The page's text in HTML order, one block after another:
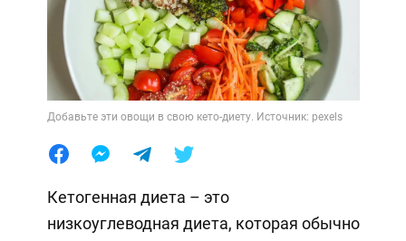
Лайфхаки
Добавьте эти овощи в свою кето-диету. Источник: pexels
Кетогенная диета – это
низкоуглеводная диета, которая обычно